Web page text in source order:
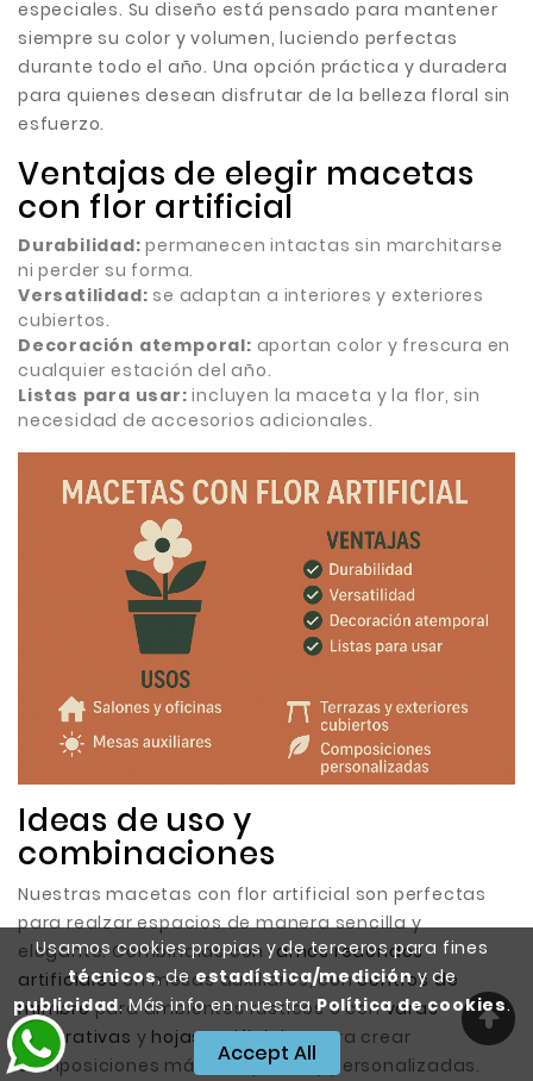
Usamos cookies propias y de terceros para fines
técnicos, deestadística/medicióny de
publicidad. Más info en nuestraPolítica de cookies.
Accept All
especiales. Su diseño está pensado para mantener
siempre su color y volumen, luciendo perfectas
durante todo el año. Una opción práctica y duradera
para quienes desean disfrutar de la belleza floral sin
esfuerzo.
Ventajas de elegir macetas
con flor artificial
Durabilidad: permanecen intactas sin marchitarse
ni perder su forma.
Versatilidad: se adaptan a interiores y exteriores
cubiertos.
Decoración atemporal: aportan color y frescura en
cualquier estación del año.
Listas para usar: incluyen la maceta y la flor, sin
necesidad de accesorios adicionales.
Ideas de uso y
combinaciones
Nuestras macetas con flor artificial son perfectas
para realzar espacios de manera sencilla y
elegante. Combínalas conramos redondos
artificialesen mesas auxiliares, concentros de
mimbrepara ambientes rústicos o convaras
decorativas y hojas artificialespara crear
composiciones más completas y personalizadas.